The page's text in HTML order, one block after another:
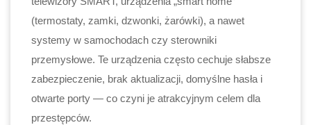
(termostaty, zamki, dzwonki, żarówki), a nawet
systemy w samochodach czy sterowniki
przemysłowe. Te urządzenia często cechuje słabsze
zabezpieczenie, brak aktualizacji, domyślne hasła i
otwarte porty — co czyni je atrakcyjnym celem dla
przestępców.